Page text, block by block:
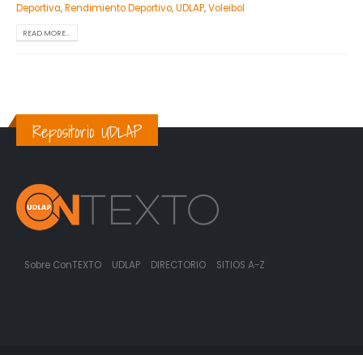
Deportiva,Rendimiento Deportivo,UDLAP,Voleibol
READ MORE...
Repositorio UDLAP
Sobre ConTEXTO UDLAP DIRECTORIO SITIOS A-Z